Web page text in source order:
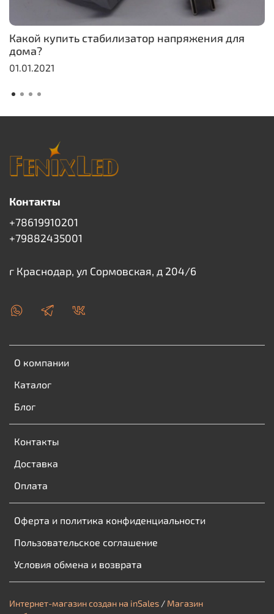
Какой купить стабилизатор напряжения для
дома?
01.01.2021
О компании
Каталог
Блог
Контакты
Доставка
Оплата
Оферта и политика конфиденциальности
Пользовательское соглашение
Условия обмена и возврата
Контакты
+78619910201
+79882435001
г Краснодар, ул Сормовская, д 204/6
Интернет-магазин создан на inSales / Магазин